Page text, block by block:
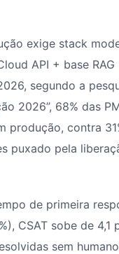
exige stack
API + base
segundo a
2026”, 68% das
produção, contra
puxado pela
de primeira
CSAT sobe de 4,1
sem